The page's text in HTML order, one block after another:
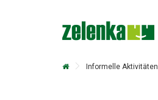
Informelle Aktivitäten